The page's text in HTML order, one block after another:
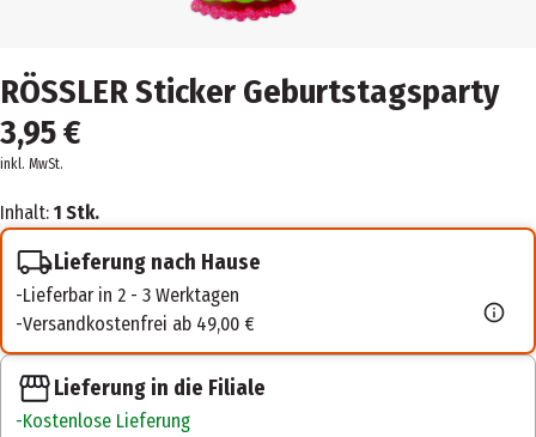
RÖSSLER Sticker Geburtstagsparty
3,95 €
inkl. MwSt.
Inhalt: 1 Stk.
Lieferung nach Hause
Lieferbar in 2 - 3 Werktagen
Versandkostenfrei ab 49,00 €
Lieferung in die Filiale
Kostenlose Lieferung